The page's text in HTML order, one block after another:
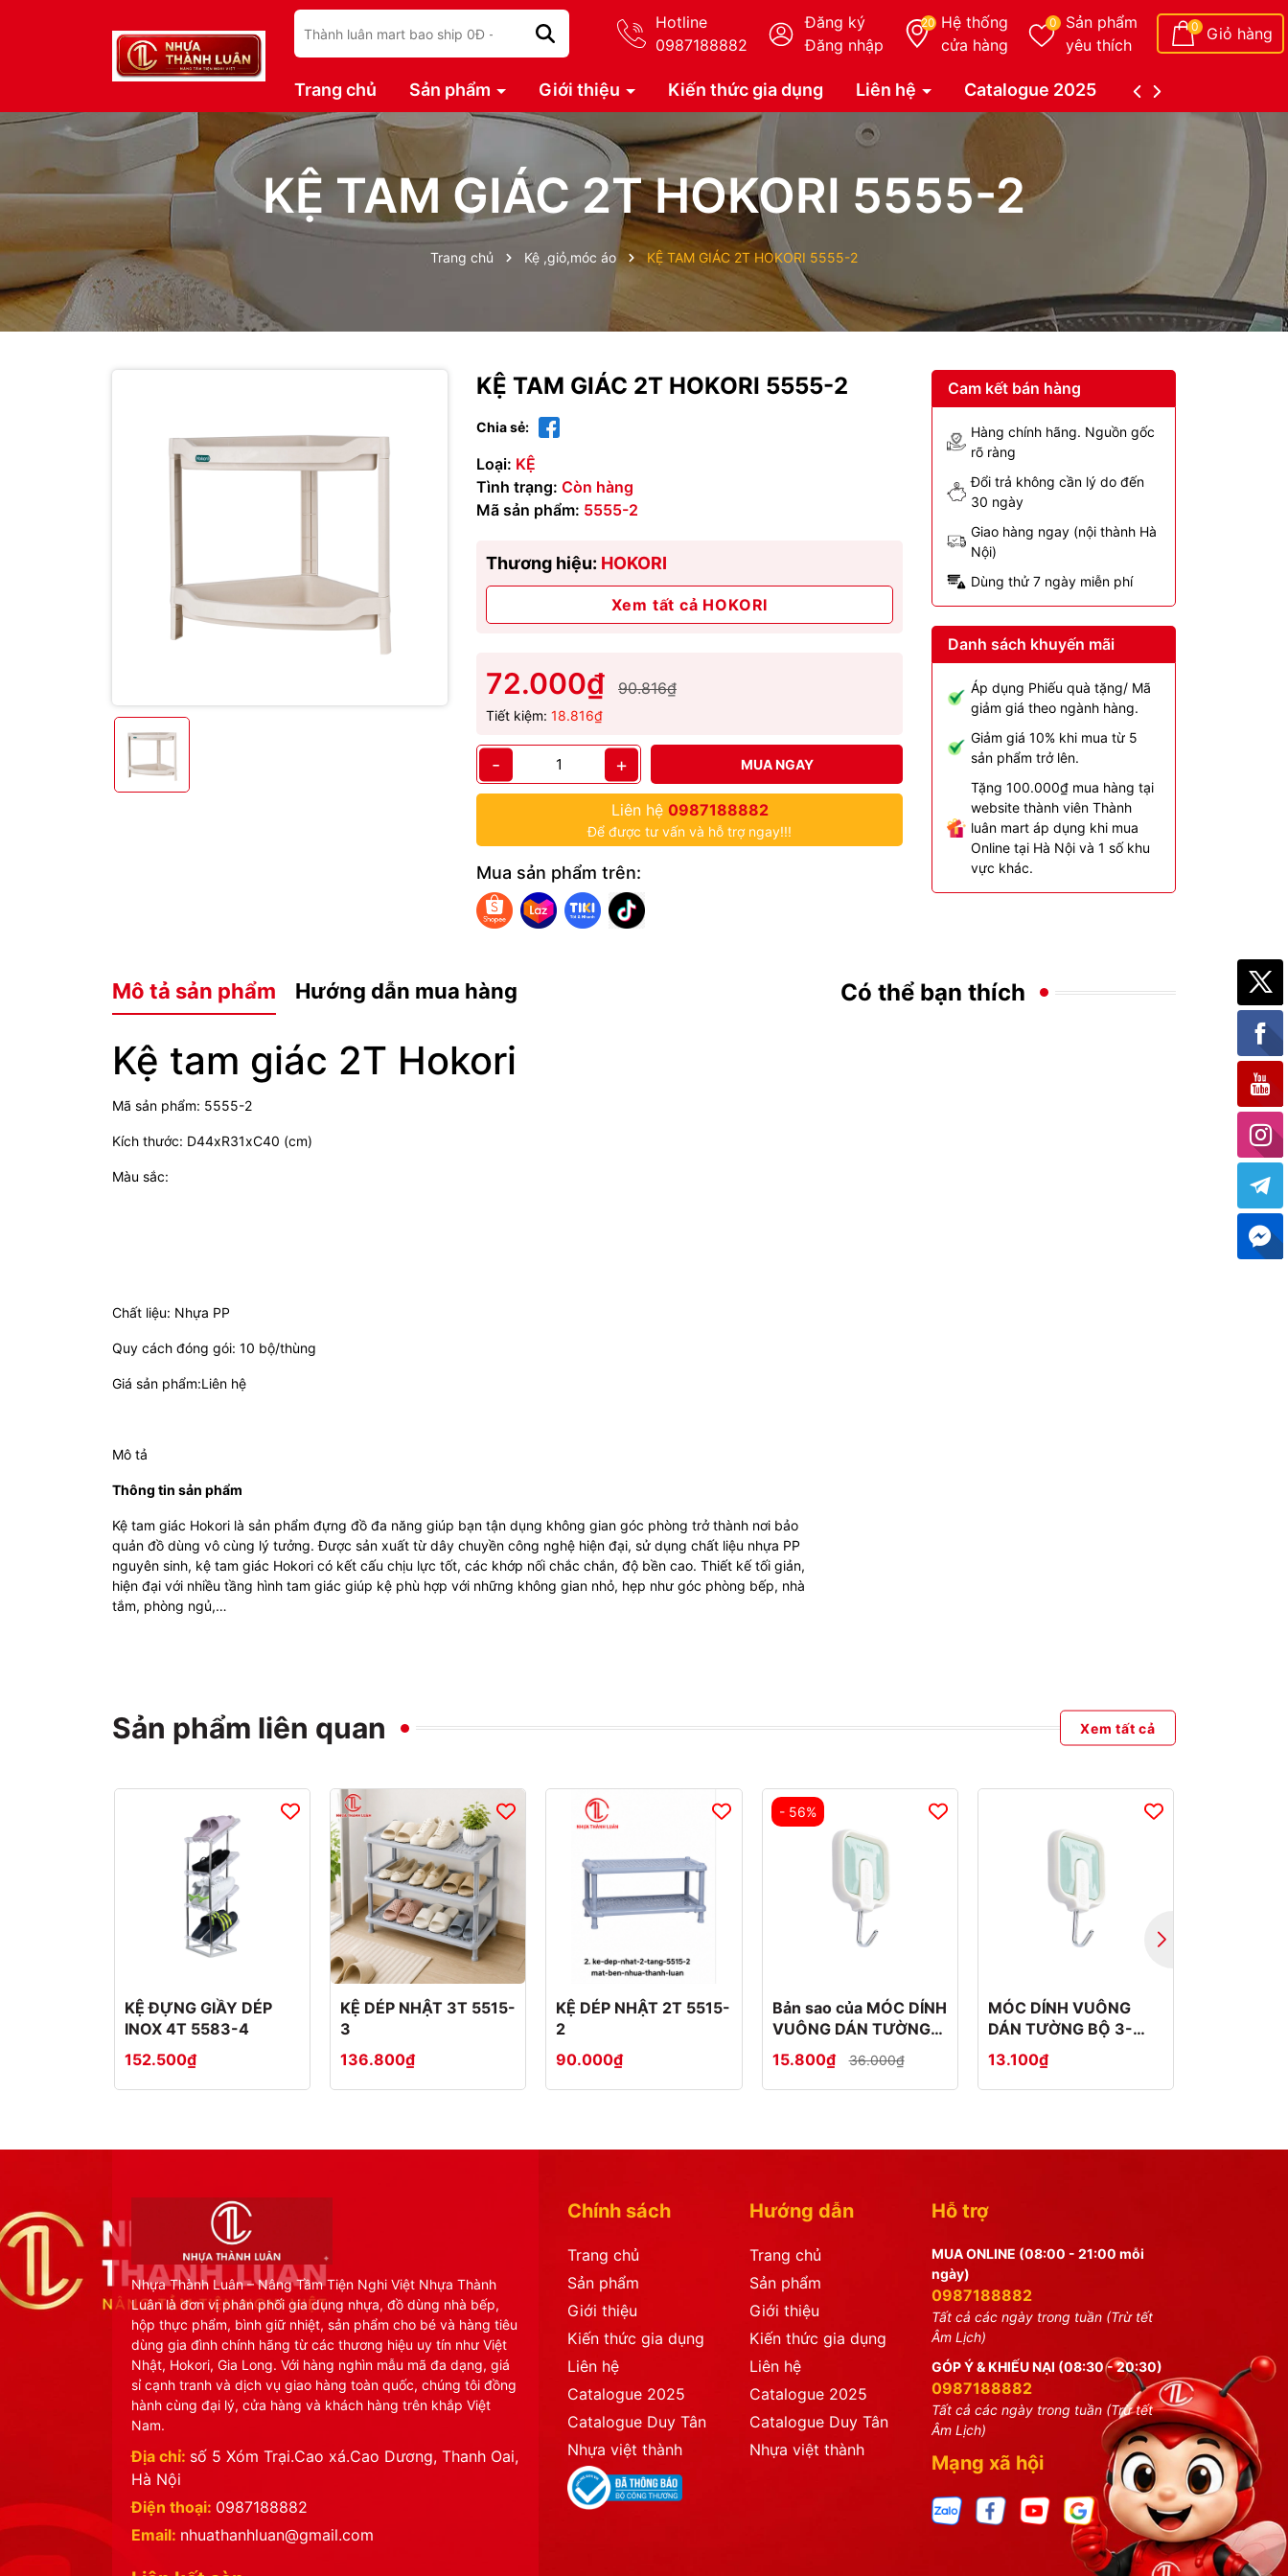
Hotline
0987188882
Đăng ký
Đăng nhập
20 Hệ thống
cửa hàng
0
Sản phẩm
yêu thích
0 Giỏ hàng
Trang chủ Sản phẩm Giới thiệu Kiến thức gia dụng Liên hệ Catalogue 2025 Catalogue Duy Tân
KỆ TAM GIÁC 2T HOKORI 5555-2
Trang chủ Kệ ,giỏ,móc áo KỆ TAM GIÁC 2T HOKORI 5555-2
KỆ TAM GIÁC 2T HOKORI 5555-2
Chia sẻ:
Loại: KỆ
Tình trạng: Còn hàng
Mã sản phẩm: 5555-2
Thương hiệu: HOKORI
Xem tất cả HOKORI
72.000₫ 90.816₫
Tiết kiệm: 18.816₫
- + MUA NGAY
Liên hệ 0987188882
Để được tư vấn và hỗ trợ ngay!!!
Mua sản phẩm trên:
Cam kết bán hàng
Hàng chính hãng. Nguồn gốc
rõ ràng
Đổi trả không cần lý do đến
30 ngày
Giao hàng ngay (nội thành Hà
Nội)
Dùng thử 7 ngày miễn phí
Danh sách khuyến mãi
Áp dụng Phiếu quà tặng/ Mã
giảm giá theo ngành hàng.
Giảm giá 10% khi mua từ 5
sản phẩm trở lên.
Tặng 100.000₫ mua hàng tại
website thành viên Thành
luân mart áp dụng khi mua
Online tại Hà Nội và 1 số khu
vực khác.
Mô tả sản phẩm Hướng dẫn mua hàng
Kệ tam giác 2T Hokori
Mã sản phẩm: 5555-2
Kích thước: D44xR31xC40 (cm)
Màu sắc:
Chất liệu: Nhựa PP
Quy cách đóng gói: 10 bộ/thùng
Giá sản phẩm:Liên hệ
Mô tả
Thông tin sản phẩm
Kệ tam giác Hokori là sản phẩm đựng đồ đa năng giúp bạn tận dụng không gian góc phòng trở thành nơi bảo
quản đồ dùng vô cùng lý tưởng. Được sản xuất từ dây chuyền công nghệ hiện đại, sử dụng chất liệu nhựa PP
nguyên sinh, kệ tam giác Hokori có kết cấu chịu lực tốt, các khớp nối chắc chắn, độ bền cao. Thiết kế tối giản,
hiện đại với nhiều tầng hình tam giác giúp kệ phù hợp với những không gian nhỏ, hẹp như góc phòng bếp, nhà
tắm, phòng ngủ,…
Có thể bạn thích
Sản phẩm liên quan Xem tất cả
KỆ ĐỰNG GIẦY DÉP
INOX 4T 5583-4
152.500₫
KỆ DÉP NHẬT 3T 5515-
3
136.800₫
KỆ DÉP NHẬT 2T 5515-
2
90.000₫
- 56%
Bản sao của MÓC DÍNH
VUÔNG DÁN TƯỜNG
BỘ 4 2808-4
15.800₫ 36.000₫
MÓC DÍNH VUÔNG
DÁN TƯỜNG BỘ 3-
2808-3
13.100₫
Nhựa Thành Luân – Nâng Tầm Tiện Nghi Việt Nhựa Thành
Luân là đơn vị phân phối gia dụng nhựa, đồ dùng nhà bếp,
hộp thực phẩm, bình giữ nhiệt, sản phẩm cho bé và hàng tiêu
dùng gia đình chính hãng từ các thương hiệu uy tín như Việt
Nhật, Hokori, Gia Long. Với hàng nghìn mẫu mã đa dạng, giá
sỉ cạnh tranh và dịch vụ giao hàng toàn quốc, chúng tôi đồng
hành cùng đại lý, cửa hàng và khách hàng trên khắp Việt
Nam.
Địa chỉ: số 5 Xóm Trại.Cao xá.Cao Dương, Thanh Oai,
Hà Nội
Điện thoại: 0987188882
Email: nhuathanhluan@gmail.com
Chính sách
Trang chủ
Sản phẩm
Giới thiệu
Kiến thức gia dụng
Liên hệ
Catalogue 2025
Catalogue Duy Tân
Nhựa việt thành
Hướng dẫn
Trang chủ
Sản phẩm
Giới thiệu
Kiến thức gia dụng
Liên hệ
Catalogue 2025
Catalogue Duy Tân
Nhựa việt thành
Hỗ trợ
MUA ONLINE (08:00 - 21:00 mỗi
ngày)
0987188882
Tất cả các ngày trong tuần (Trừ tết
Âm Lịch)
GÓP Ý & KHIẾU NẠI (08:30 - 20:30)
0987188882
Tất cả các ngày trong tuần (Trừ tết
Âm Lịch)
Mạng xã hội